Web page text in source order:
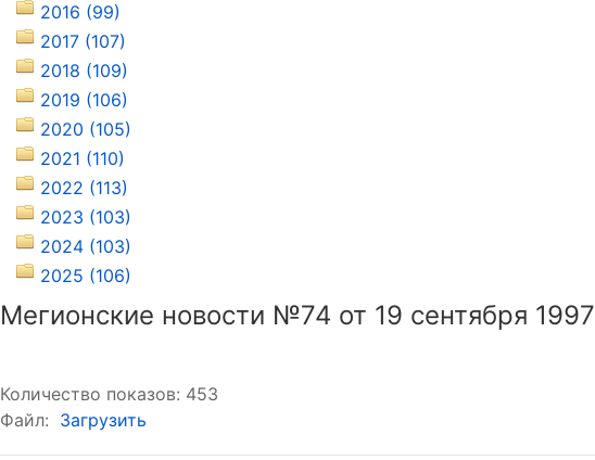
2016 (99)
2017 (107)
2018 (109)
2019 (106)
2020 (105)
2021 (110)
2022 (113)
2023 (103)
2024 (103)
2025 (106)
Мегионские новости №74 от 19 сентября 1997
Количество показов: 453
Файл: Загрузить